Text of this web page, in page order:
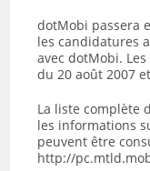
dotMobi passera
les candidatures
avec dotMobi.
du 20 août 2007
La liste complète
les informations
peuvent être
http://